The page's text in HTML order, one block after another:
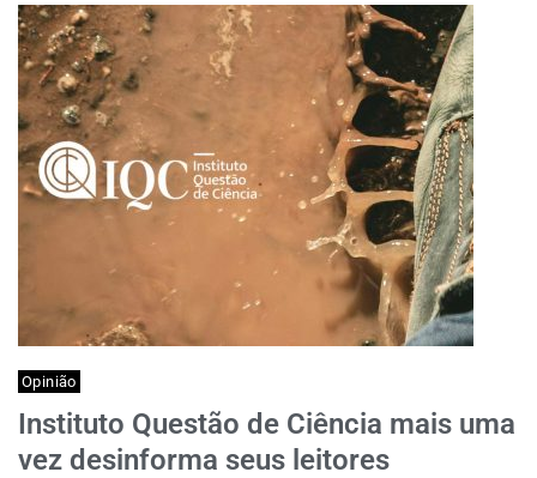
Opinião
Instituto Questão de Ciência mais uma
vez desinforma seus leitores